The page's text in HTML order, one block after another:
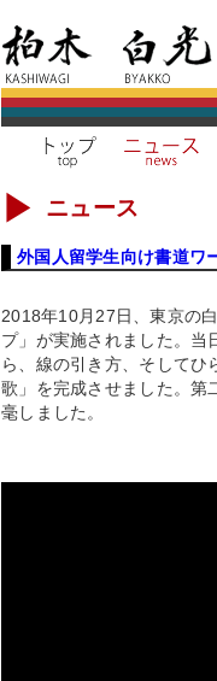
ニュース
外国人留学生向け書道ワ
2018年10月27日、東京の
プ」が実施されました。当
ら、線の引き方、そして
歌」を完成させました。第
毫しました。